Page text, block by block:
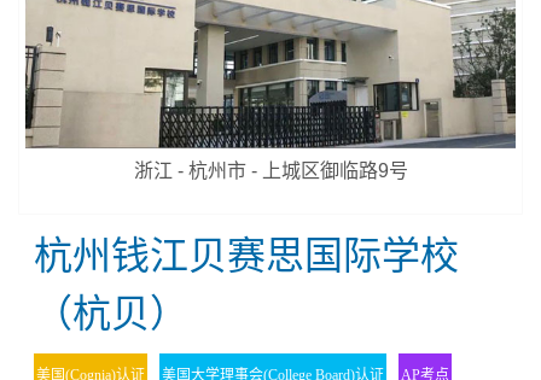
浙江 - 杭州市 - 上城区御临路9号
杭州钱江贝赛思国际学校
（杭贝）
美国(Cognia)认证 美国大学理事会(College Board)认证 AP考点